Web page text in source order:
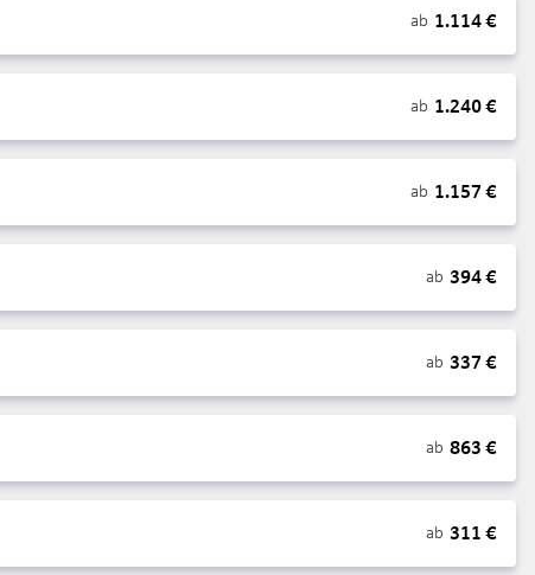
ab 1.114€
ab 1.240€
ab 1.157 €
ab 394€
ab 337 €
ab 863 €
ab 311 €